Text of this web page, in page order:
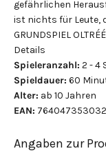
gefährlichen
ist nichts für Leute,
GRUNDSPIEL
Details
Spieleranzahl: 2 - 4
Spieldauer: 60
Alter: ab 10 Jahren
EAN:
Angaben zur